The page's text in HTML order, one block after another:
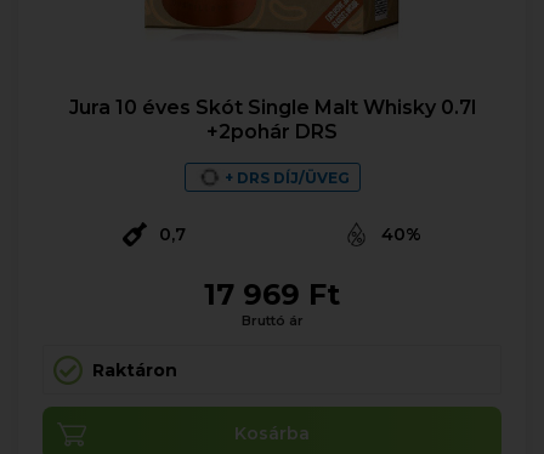
Jura 10 éves Skót Single Malt Whisky 0.7l
+2pohár DRS
+ DRS DÍJ/ÜVEG
0,7 40%
17 969 Ft
Bruttó ár
Raktáron
Kosárba